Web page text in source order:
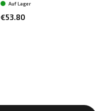
€53.80
Auf Lager